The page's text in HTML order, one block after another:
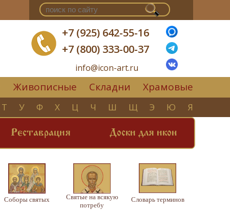
+7 (925) 642-55-16
+7 (800) 333-00-37
info@icon-art.ru
Живописные Складни Храмовые
Т У Ф Х Ц Ч Ш Щ Э Ю Я
Реставрация Доски для икон
Соборы святых
Святые на всякую
потребу
Словарь терминов